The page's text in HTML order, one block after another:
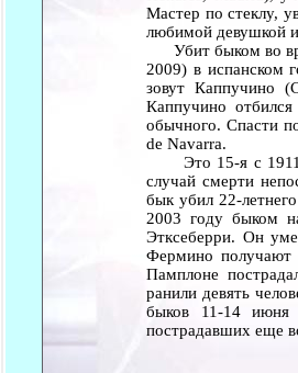
Мастер по стеклу,
любимой девушкой
Убит быком во
2009) в испанском
зовут Каппучино
Каппучино
обычного. Спасти
de Navarra.
Это 15-я с 1911
случай смерти
бык убил 22-
2003 году быком
Этксеберри. Он
Фермино получают
Памплоне
ранили девять
быков 11-14 июня
пострадавших еще